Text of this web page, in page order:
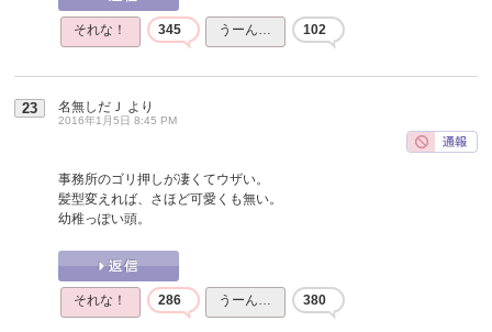
それな！ 345 うーん… 102
23 名無しだＪ より
2016年1月5日 8:45 PM
事務所のゴリ押しが凄くてウザい。
髪型変えれば、さほど可愛くも無い。
幼稚っぽい頭。
それな！ 286 うーん… 380